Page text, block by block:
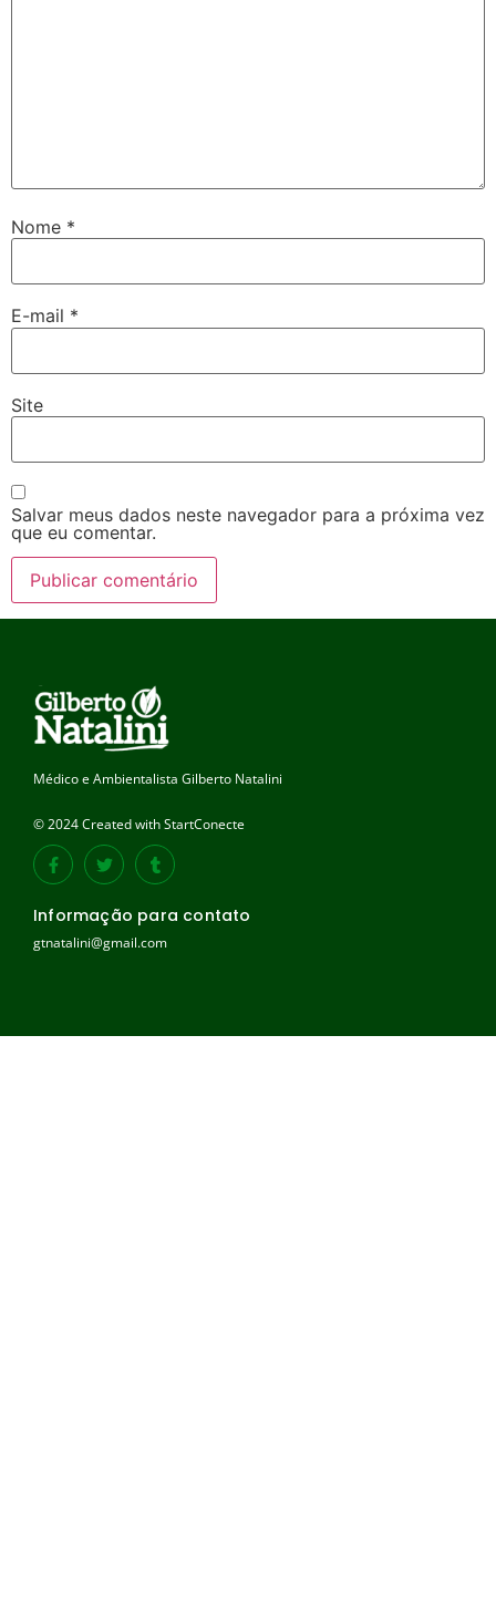
Nome *
E-mail *
Site
Salvar meus dados neste navegador para a próxima vez
que eu comentar.
Médico e Ambientalista Gilberto Natalini
© 2024 Created with StartConecte
Informação para contato
gtnatalini@gmail.com